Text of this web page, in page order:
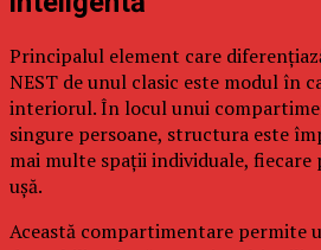
Principalul element care
NEST de unul clasic este modul în
interiorul. În locul unui
singure persoane, structura este
mai multe spații individuale,
ușă.
Această compartimentare permite